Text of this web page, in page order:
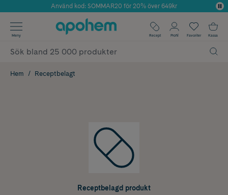
Använd kod: SOMMAR20 för 20% över 649kr
✓ Fri frakt
✓ Poäng på alla köp*
Meny Recept Profil Favoriter Kassa
Hem Receptbelagt
Receptbelagd produkt